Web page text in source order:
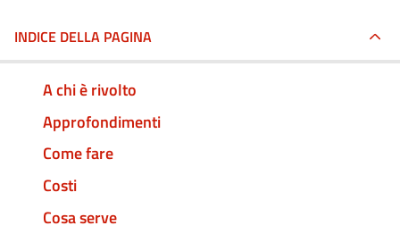
INDICE DELLA PAGINA
A chi è rivolto
Approfondimenti
Come fare
Costi
Cosa serve